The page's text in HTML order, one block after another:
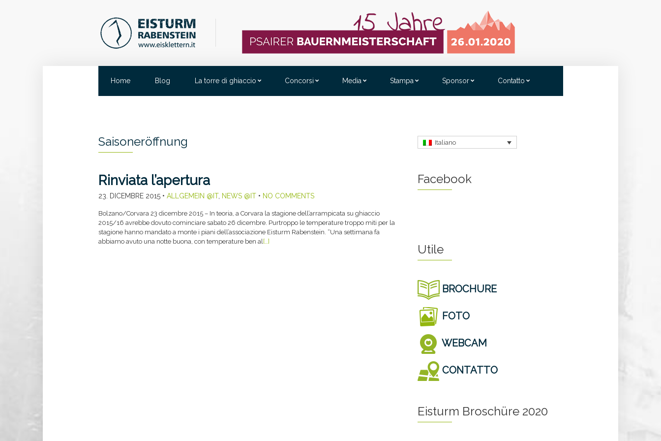
Home Blog La torre di ghiaccio Concorsi Media Stampa Sponsor Contatto
Saisoneröffnung
Rinviata l’apertura
23. DICEMBRE 2015• ALLGEMEIN @IT, NEWS @IT• NO COMMENTS
Bolzano/Corvara 23 dicembre 2015 – In teoria, a Corvara la stagione dell’arrampicata su ghiaccio
2015/16 avrebbe dovuto cominciare sabato 26 dicembre. Purtroppo le temperature troppo miti per la
stagione hanno mandato a monte i piani dell’associazione Eisturm Rabenstein. “Una settimana fa
abbiamo avuto una notte buona, con temperature ben al[…]
Italiano
Facebook
Utile
BROCHURE
FOTO
WEBCAM
CONTATTO
Eisturm Broschüre 2020